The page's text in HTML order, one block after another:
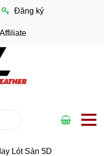
Đăng ký
Lót Sàn 5D